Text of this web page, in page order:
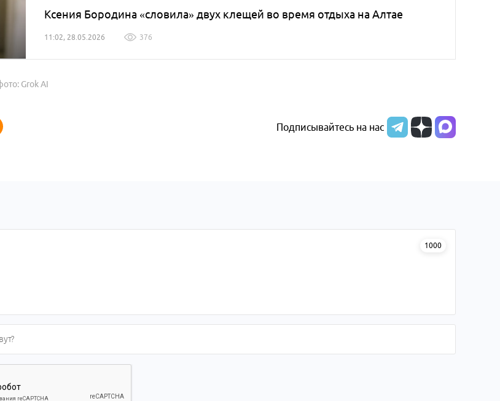
Ксения Бородина «словила» двух клещей во время отдыха на Алтае
11:02, 28.05.2026 376
Grok AI
Подписывайтесь на нас
1000